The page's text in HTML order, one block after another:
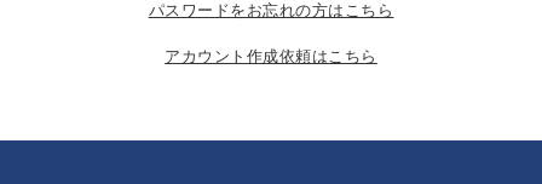
パスワードをお忘れの方はこちら
アカウント作成依頼はこちら